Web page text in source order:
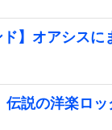
ド】オアシス
伝説の洋楽ロ